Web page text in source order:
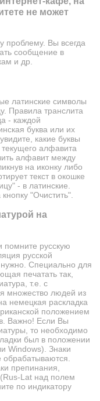
не может
проблему. Вы всегда
сообщение в
и др.
латинские символы
Правила транслита
- каждой
буква или их
какие буквы
алфавита
алфавит между
на иконку либо
текст в окошке
- в латинские.
"Очистить".
на
помните русскую
русской
нужно. Специально для
печатать так,
т.е. с
множество людей из
немецкая раскладка
положением
Важно! Если Вы
то необходимо
был в положении
Windows). Знаки
препинания,
(Rus-Lat над полем
по индикатору